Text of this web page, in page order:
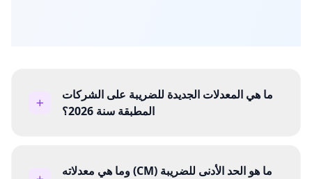
ما هي المعدلات الجديدة للضريبة على الشركات
المطبقة سنة 2026؟
ما هو الحد الأدنى للضريبة (CM) وما هي معدلاته